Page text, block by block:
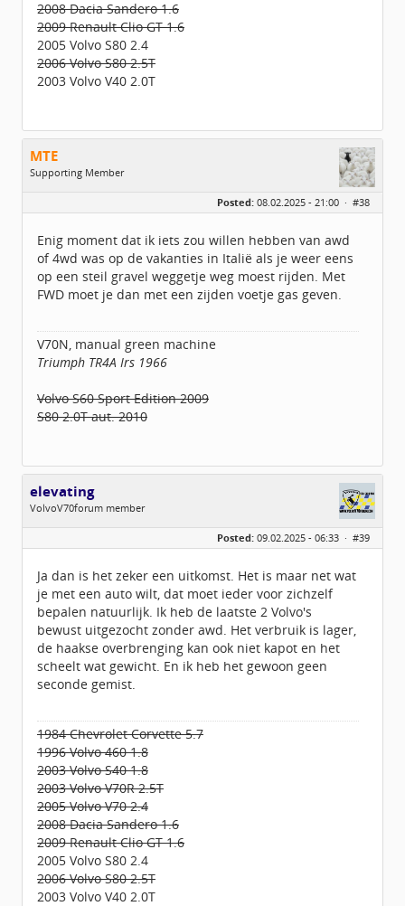
2008 Dacia Sandero 1.6
2009 Renault Clio GT 1.6
2005 Volvo S80 2.4
2006 Volvo S80 2.5T
2003 Volvo V40 2.0T
MTE
Supporting Member
Leeftijd:
55
Geregistreerd:02 / 2021
Posted: 08.02.2025 - 21:00 · #38
Enig moment dat ik iets zou willen hebben van awd
of 4wd was op de vakanties in Italië als je weer eens
op een steil gravel weggetje weg moest rijden. Met
FWD moet je dan met een zijden voetje gas geven.
V70N, manual green machine
Triumph TR4A Irs 1966
Volvo S60 Sport Edition 2009
S80 2.0T aut. 2010
elevating
VolvoV70forum member
Geslacht:
n/a
Berichten:
724
Posted: 09.02.2025 - 06:33 · #39
Ja dan is het zeker een uitkomst. Het is maar net wat
je met een auto wilt, dat moet ieder voor zichzelf
bepalen natuurlijk. Ik heb de laatste 2 Volvo's
bewust uitgezocht zonder awd. Het verbruik is lager,
de haakse overbrenging kan ook niet kapot en het
scheelt wat gewicht. En ik heb het gewoon geen
seconde gemist.
1984 Chevrolet Corvette 5.7
1996 Volvo 460 1.8
2003 Volvo S40 1.8
2003 Volvo V70R 2.5T
2005 Volvo V70 2.4
2008 Dacia Sandero 1.6
2009 Renault Clio GT 1.6
2005 Volvo S80 2.4
2006 Volvo S80 2.5T
2003 Volvo V40 2.0T